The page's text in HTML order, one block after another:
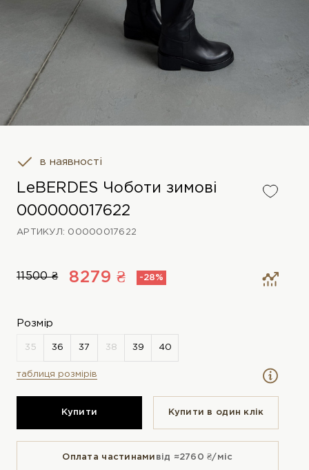
в наявності
LeBERDES Чоботи зимові
000000017622
АРТИКУЛ: 00000017622
11500 ₴ 8279 ₴ -28%
Розмір
таблиця розмірів
Купити Купити в один клiк
Оплата частинами від ≈2760 ₴/міс